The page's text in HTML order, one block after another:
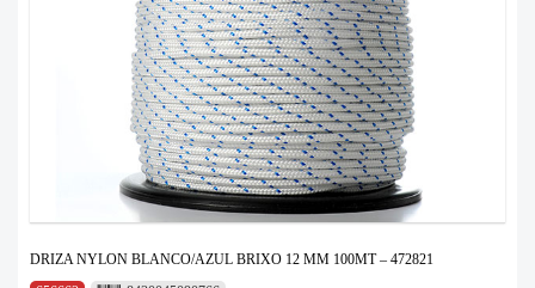
DRIZA NYLON BLANCO/AZUL BRIXO 12 MM 100MT – 472821